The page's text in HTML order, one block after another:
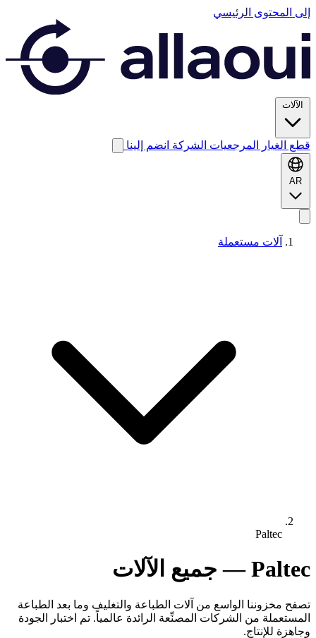
إلى المحتوى الرئيسي
الآلات
قطع الغيار المرجعيات الشركة انضم إلينا
AR
آلات مستعملة
Paltec
Paltec — جميع الآلات
تصفح مخزوننا الواسع من آلات الطباعة والتغليف وما بعد الطباعة
المستعملة من الشركات المصنِّعة الرائدة عالمياً. تم اختبار الجودة
وجاهزة للإنتاج.